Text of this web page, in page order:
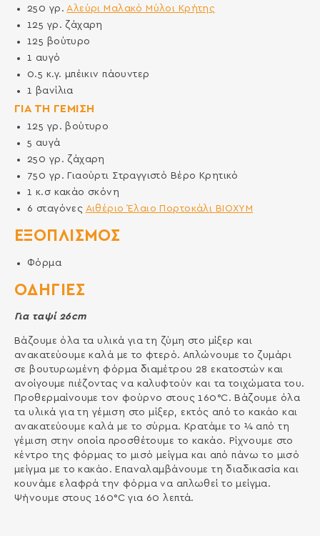
ΟΔΗΓΙΕΣ
Για ταψί 26cm
Βάζουμε όλα τα υλικά για τη ζύμη στο μίξερ και
ανακατεύουμε καλά με το φτερό. Απλώνουμε το ζυμάρι
σε βουτυρωμένη φόρμα διαμέτρου 28 εκατοστών και
ανοίγουμε πιέζοντας να καλυφτούν και τα τοιχώματα του.
Προθερμαίνουμε τον φούρνο στους 160°C. Βάζουμε όλα
τα υλικά για τη γέμιση στο μίξερ, εκτός από το κακάο και
ανακατεύουμε καλά με το σύρμα. Κρατάμε το ¼ από τη
γέμιση στην οποία προσθέτουμε το κακάο. Ρίχνουμε στο
κέντρο της φόρμας το μισό μείγμα και από πάνω το μισό
μείγμα με το κακάο. Επαναλαμβάνουμε τη διαδικασία και
κουνάμε ελαφρά την φόρμα να απλωθεί το μείγμα.
Ψήνουμε στους 160°C για 60 λεπτά.
250 γρ. Αλεύρι Μαλακό Μύλοι Κρήτης
125 γρ. ζάχαρη
125 βούτυρο
1 αυγό
0.5 κ.γ. μπέικιν πάουντερ
1 βανίλια
ΓΙΑ ΤΗ ΓΕΜΙΣΗ
125 γρ.βούτυρο
5 αυγά
250 γρ. ζάχαρη
750 γρ.Γιαούρτι Στραγγιστό Βέρο Κρητικό
1 κ.σ κακάο σκόνη
6 σταγόνες Αιθέριο Έλαιο Πορτοκάλι ΒΙΟΧΥΜ
ΕΞΟΠΛΙΣΜΌΣ
Φόρμα